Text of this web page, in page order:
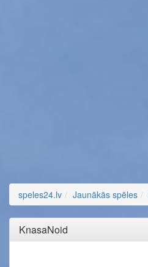
speles24.lv Jaunākās spēles
KnasaNoid